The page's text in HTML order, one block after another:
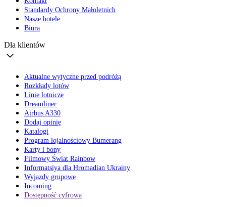
Standardy Ochrony Małoletnich
Nasze hotele
Biura
Dla klientów
Aktualne wytyczne przed podróżą
Rozkłady lotów
Linie lotnicze
Dreamliner
Airbus A330
Dodaj opinię
Katalogi
Program lojalnościowy Bumerang
Karty i bony
Filmowy Świat Rainbow
Informatsiya dla Hromadian Ukrainy
Wyjazdy grupowe
Incoming
Dostępność cyfrowa